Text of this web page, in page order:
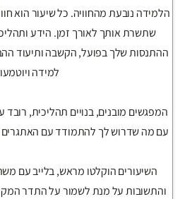
הלמידה נובעת מהחוויה. כל שיעור הוא
שתשרת אותך לאורך זמן. הידע
ההתנסות שלך בפועל, הקשבה ותיעוד
למידה
המפגשים מובנים, בנויים תהליכית, רובד
עם מה שדרוש לך להתמודד עם האתגרים
השיעורים הוקלטו מראש, בלייב עם
והתשובות על מנת לשמור על התדר